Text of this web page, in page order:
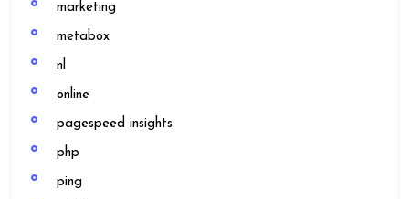
marketing
metabox
nl
online
pagespeed insights
php
ping